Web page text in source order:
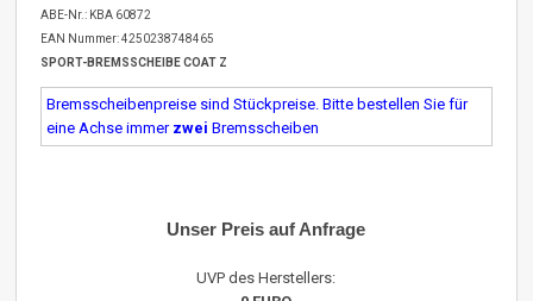
ABE-Nr.: KBA 60872
EAN Nummer: 4250238748465
SPORT-BREMSSCHEIBE COAT Z
Bremsscheibenpreise sind Stückpreise. Bitte bestellen Sie für
eine Achse immer zwei Bremsscheiben
Unser Preis auf Anfrage
UVP des Herstellers: